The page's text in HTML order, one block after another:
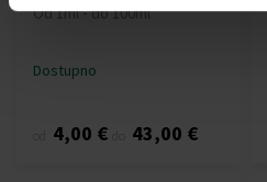
Od 1ml - do 100ml
Dostupno
4,00 € 43,00 €